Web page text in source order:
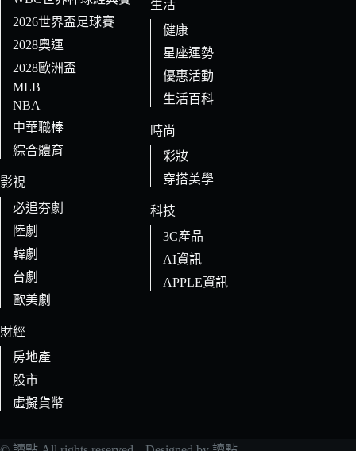
2026世界盃足球賽
2028奧運
2028歐洲盃
MLB
NBA
中華職棒
綜合體育
影視
必追夯劇
陸劇
韓劇
台劇
歐美劇
財經
房地產
股市
虛擬貨幣
生活
健康
星座運勢
優惠活動
生活百科
時尚
彩妝
穿搭美學
科技
3C產品
AI資訊
APPLE資訊